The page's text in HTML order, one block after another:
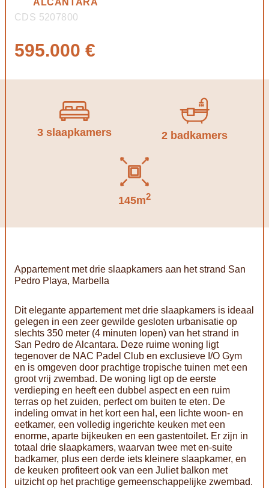
ALCÁNTARA
CDS 5207800
595.000 €
3 slaapkamers 2 badkamers
145m2
Appartement met drie slaapkamers aan het strand San
Pedro Playa, Marbella
Dit elegante appartement met drie slaapkamers is ideaal
gelegen in een zeer gewilde gesloten urbanisatie op
slechts 350 meter (4 minuten lopen) van het strand in
San Pedro de Alcantara. Deze ruime woning ligt
tegenover de NAC Padel Club en exclusieve I/O Gym
en is omgeven door prachtige tropische tuinen met een
groot vrij zwembad. De woning ligt op de eerste
verdieping en heeft een dubbel aspect en een ruim
terras op het zuiden, perfect om buiten te eten. De
indeling omvat in het kort een hal, een lichte woon- en
eetkamer, een volledig ingerichte keuken met een
enorme, aparte bijkeuken en een gastentoilet. Er zijn in
totaal drie slaapkamers, waarvan twee met en-suite
badkamer, plus een derde iets kleinere slaapkamer, en
de keuken profiteert ook van een Juliet balkon met
uitzicht op het prachtige gemeenschappelijke zwembad.